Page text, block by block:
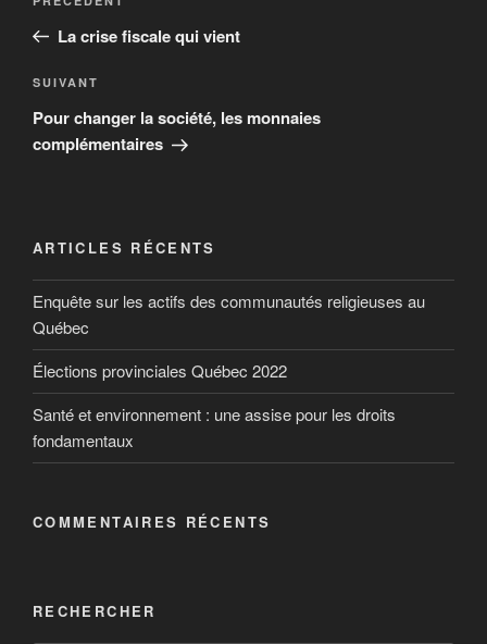
La crise fiscale qui vient
SUIVANT
Pour changer la société, les monnaies
complémentaires
ARTICLES RÉCENTS
Enquête sur les actifs des communautés religieuses au
Québec
Élections provinciales Québec 2022
Santé et environnement : une assise pour les droits
fondamentaux
COMMENTAIRES RÉCENTS
RECHERCHER